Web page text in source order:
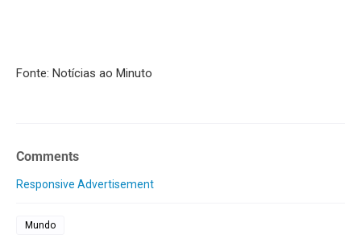
Fonte: Notícias ao Minuto
Comments
Responsive Advertisement
Mundo